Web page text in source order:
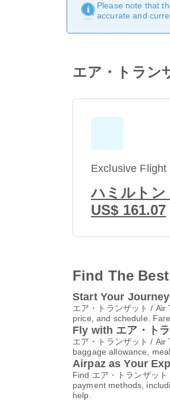
Please note that
accurate and
エア・トラン
Exclusive Flight
ハミルトン
US$ 161.07
Find The
Start Your
エア・トランザット /
price, and schedule.
Fly with エア・ト
エア・トランザット /
baggage allowance,
Airpaz as Your
Find エア・トランザッ
payment methods,
help.